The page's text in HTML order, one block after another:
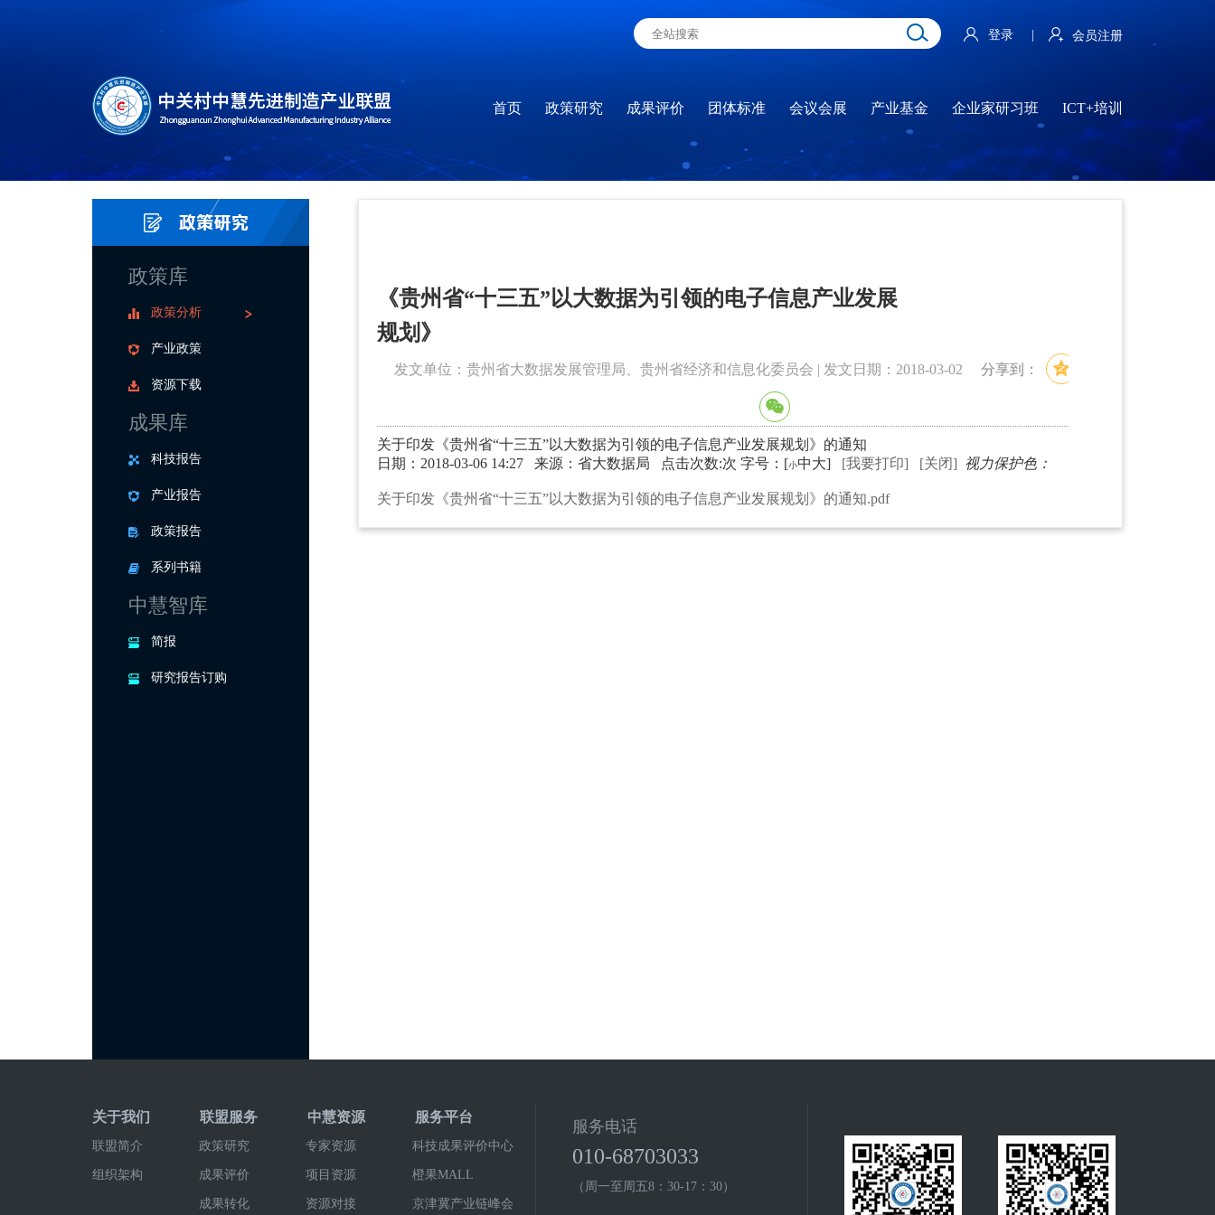
登录 会员注册
首页 政策研究 成果评价 团体标准 会议会展 产业基金 企业家研习班 ICT+培训
政策库
政策分析
产业政策
资源下载
成果库
科技报告
产业报告
政策报告
系列书籍
中慧智库
简报
研究报告订购
《贵州省“十三五”以大数据为引领的电子信息产业发展
规划》
发文单位：贵州省大数据发展管理局、贵州省经济和信息化委员会 | 发文日期：2018-03-02 分享到：
关于印发《贵州省“十三五”以大数据为引领的电子信息产业发展规划》的通知
日期：2018-03-06 14:27
来源：省大数据局 点击次数:次 字号：[小中大] [我要打印] [关闭] 视力保护色：
关于印发《贵州省“十三五”以大数据为引领的电子信息产业发展规划》的通知.pdf
关于我们 联盟服务 中慧资源 服务平台
联盟简介
组织架构
政策研究
成果评价
成果转化
专家资源
项目资源
资源对接
科技成果评价中心
橙果MALL
京津冀产业链峰会
服务电话
010-68703033
（周一至周五8：30-17：30）